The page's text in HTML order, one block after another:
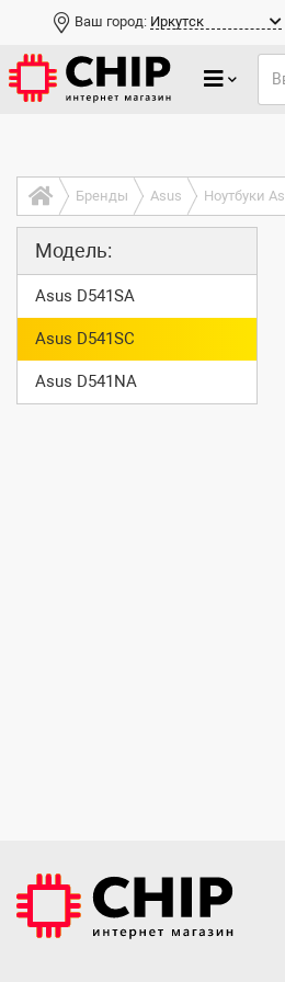
Ваш город: Иркутск
Бренды Asus Ноутбуки
Модель:
Asus D541SA
Asus D541SC
Asus D541NA